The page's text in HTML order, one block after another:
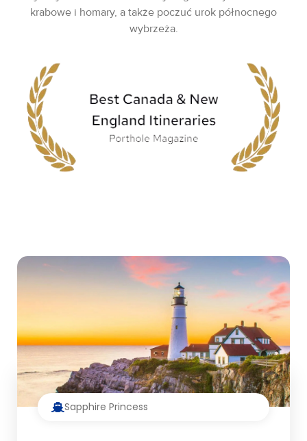
krabowe i homary, a także poczuć urok północnego
wybrzeża.
Sapphire Princess